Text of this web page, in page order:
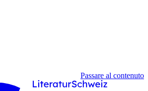
Passare al contenuto